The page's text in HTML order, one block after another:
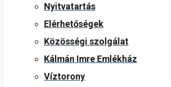
Nyitvatartás
Elérhetőségek
Közösségi szolgálat
Kálmán Imre Emlékház
Víztorony